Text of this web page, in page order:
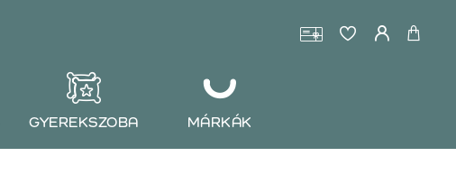
GYEREKSZOBA MÁRKÁK